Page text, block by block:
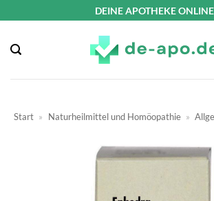
springen
DEINE APOTHEKE ONLINE
Start » Naturheilmittel und Homöopathie »